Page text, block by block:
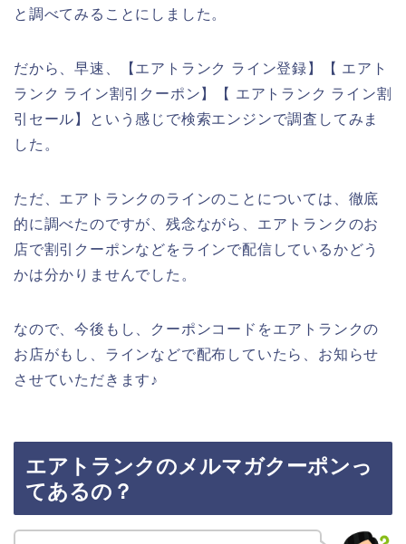
と調べてみることにしました。
だから、早速、【エアトランク ライン登録】【 エアト
ランク ライン割引クーポン】【 エアトランク ライン割
引セール】という感じで検索エンジンで調査してみま
した。
ただ、エアトランクのラインのことについては、徹底
的に調べたのですが、残念ながら、エアトランクのお
店で割引クーポンなどをラインで配信しているかどう
かは分かりませんでした。
なので、今後もし、クーポンコードをエアトランクの
お店がもし、ラインなどで配布していたら、お知らせ
させていただきます♪
エアトランクのメルマガクーポンっ
てあるの？